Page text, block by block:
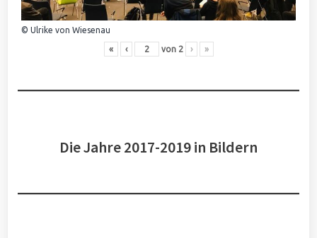
© Ulrike von Wiesenau
« ‹ von 2 › »
Die Jahre 2017-2019 in Bildern